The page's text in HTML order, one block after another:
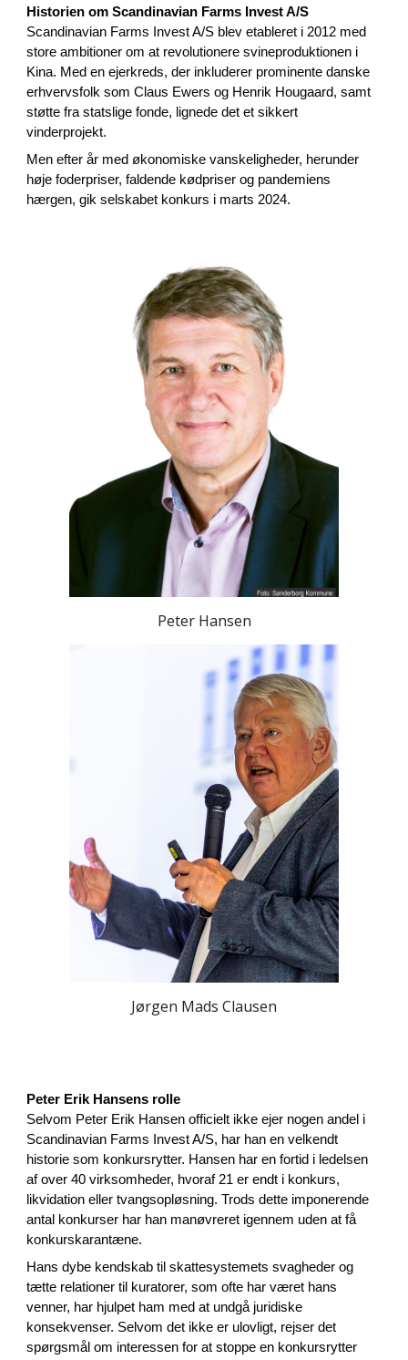
Historien om Scandinavian Farms Invest A/S
Scandinavian Farms Invest A/S blev etableret i 2012 med
store ambitioner om at revolutionere svineproduktionen i
Kina. Med en ejerkreds, der inkluderer prominente danske
erhvervsfolk som Claus Ewers og Henrik Hougaard, samt
støtte fra statslige fonde, lignede det et sikkert
vinderprojekt.
Men efter år med økonomiske vanskeligheder, herunder
høje foderpriser, faldende kødpriser og pandemiens
hærgen, gik selskabet konkurs i marts 2024.
Peter Hansen
Jørgen Mads Clausen
Peter Erik Hansens rolle
Selvom Peter Erik Hansen officielt ikke ejer nogen andel i
Scandinavian Farms Invest A/S, har han en velkendt
historie som konkursrytter. Hansen har en fortid i ledelsen
af over 40 virksomheder, hvoraf 21 er endt i konkurs,
likvidation eller tvangsopløsning. Trods dette imponerende
antal konkurser har han manøvreret igennem uden at få
konkurskarantæne.
Hans dybe kendskab til skattesystemets svagheder og
tætte relationer til kuratorer, som ofte har været hans
venner, har hjulpet ham med at undgå juridiske
konsekvenser. Selvom det ikke er ulovligt, rejser det
spørgsmål om interessen for at stoppe en konkursrytter